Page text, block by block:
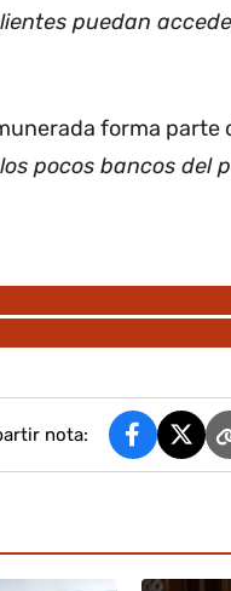
puedan
forma
pocos bancos del
nota: